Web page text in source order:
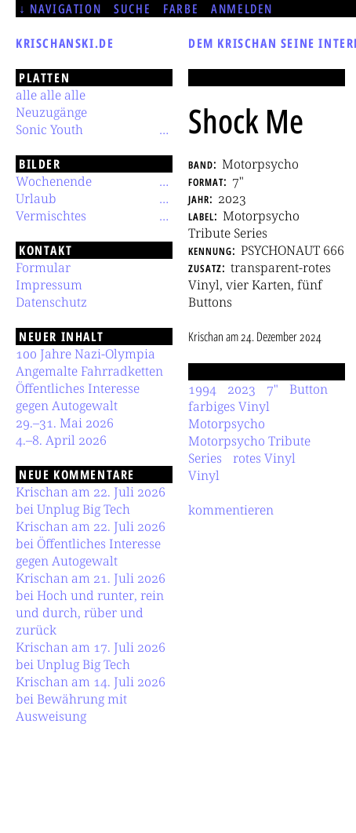
NAVIGATION SUCHE FARBE ANMELDEN
KRISCHANSKI.DE DEM KRISCHAN SEINE
Shock Me
band Motorpsycho
format 7"
jahr 2023
label Motorpsycho
Tribute Series
kennung PSYCHONAUT 666
zusatz transparent-rotes
Vinyl, vier Karten, fünf
Buttons
Krischanam24. Dezember 2024
1994 2023 7"
Button
farbiges Vinyl
Motorpsycho
Motorpsycho Tribute
Series
rotes Vinyl
Vinyl
kommentieren
PLATTEN
alle alle alle
Neuzugänge
Sonic Youth
BILDER
Wochenende
Urlaub
Vermischtes
KONTAKT
Formular
Impressum
Datenschutz
NEUER INHALT
100 Jahre Nazi-Olympia
Angemalte Fahrradketten
Öffentliches Interesse
gegen Autogewalt
29.–31. Mai 2026
4.–8. April 2026
NEUE KOMMENTARE
Krischan am 22. Juli 2026
bei Unplug Big Tech
Krischan am 22. Juli 2026
bei Öffentliches Interesse
gegen Autogewalt
Krischan am 21. Juli 2026
bei Hoch und runter, rein
und durch, rüber und
zurück
Krischan am 17. Juli 2026
bei Unplug Big Tech
Krischan am 14. Juli 2026
bei Bewährung mit
Ausweisung